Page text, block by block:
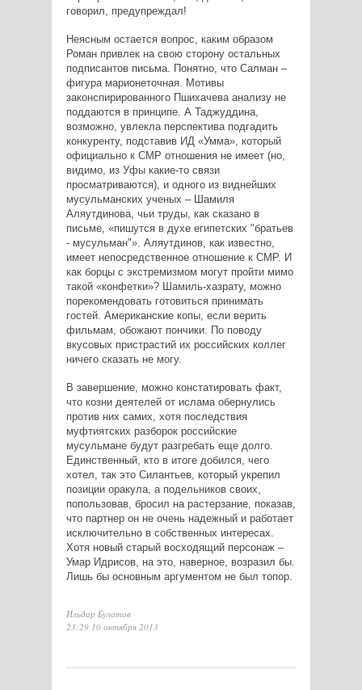
говорил, предупреждал!
​Неясным остается вопрос, каким образом
Роман привлек на свою сторону остальных
подписантов письма. Понятно, что Салман –
фигура марионеточная. Мотивы
законспирированного Пшихачева анализу не
поддаются в принципе. А Таджуддина,
возможно, увлекла перспектива подгадить
конкуренту, подставив ИД «Умма», который
официально к СМР отношения не имеет (но,
видимо, из Уфы какие-то связи
просматриваются), и одного из виднейших
мусульманских ученых – Шамиля
Аляутдинова, чьи труды, как сказано в
письме, «пишутся в духе египетских "братьев
- мусульман"». Аляутдинов, как известно,
имеет непосредственное отношение к СМР. И
как борцы с экстремизмом могут пройти мимо
такой «конфетки»? Шамиль-хазрату, можно
порекомендовать готовиться принимать
гостей. Американские копы, если верить
фильмам, обожают пончики. По поводу
вкусовых пристрастий их российских коллег
ничего сказать не могу.
В завершение, можно констатировать факт,
что козни деятелей от ислама обернулись
против них самих, хотя последствия
муфтиятских разборок российские
мусульмане будут разгребать еще долго.
Единственный, кто в итоге добился, чего
хотел, так это Силантьев, который укрепил
позиции оракула, а подельников своих,
попользовав, бросил на растерзание, показав,
что партнер он не очень надежный и работает
исключительно в собственных интересах.
Хотя новый старый восходящий персонаж –
Умар Идрисов, на это, наверное, возразил бы.
Лишь бы основным аргументом не был топор.
Ильдар Булатов
23:29 10 октября 2013